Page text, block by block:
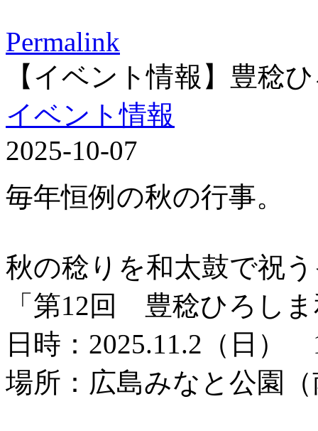
Permalink
【イベント情報】豊稔
イベント情報
2025-10-07
毎年恒例の秋の行事。
秋の稔りを和太鼓で祝
「第12回 豊稔ひろし
日時：2025.11.2（日）
場所：広島みなと公園